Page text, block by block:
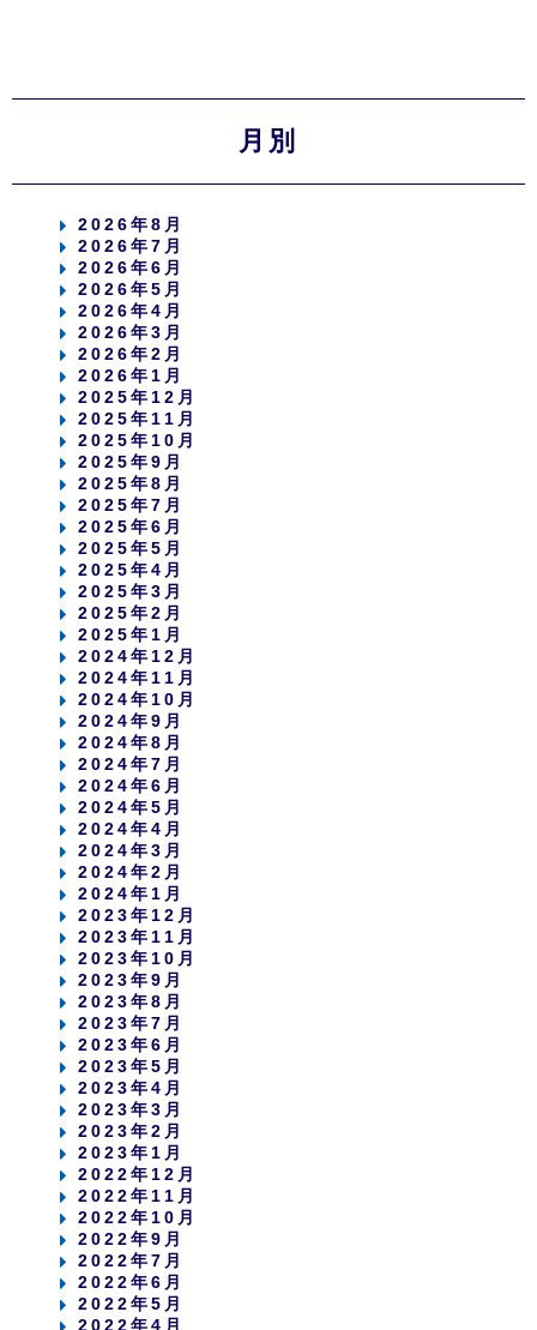
月別
2026年8月
2026年7月
2026年6月
2026年5月
2026年4月
2026年3月
2026年2月
2026年1月
2025年12月
2025年11月
2025年10月
2025年9月
2025年8月
2025年7月
2025年6月
2025年5月
2025年4月
2025年3月
2025年2月
2025年1月
2024年12月
2024年11月
2024年10月
2024年9月
2024年8月
2024年7月
2024年6月
2024年5月
2024年4月
2024年3月
2024年2月
2024年1月
2023年12月
2023年11月
2023年10月
2023年9月
2023年8月
2023年7月
2023年6月
2023年5月
2023年4月
2023年3月
2023年2月
2023年1月
2022年12月
2022年11月
2022年10月
2022年9月
2022年7月
2022年6月
2022年5月
2022年4月